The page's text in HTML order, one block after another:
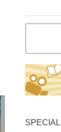
SPECIAL